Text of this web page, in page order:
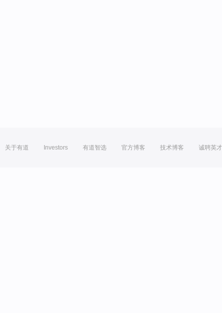
关于有道 Investors 有道智选 官方博客 技术博客 诚聘英才